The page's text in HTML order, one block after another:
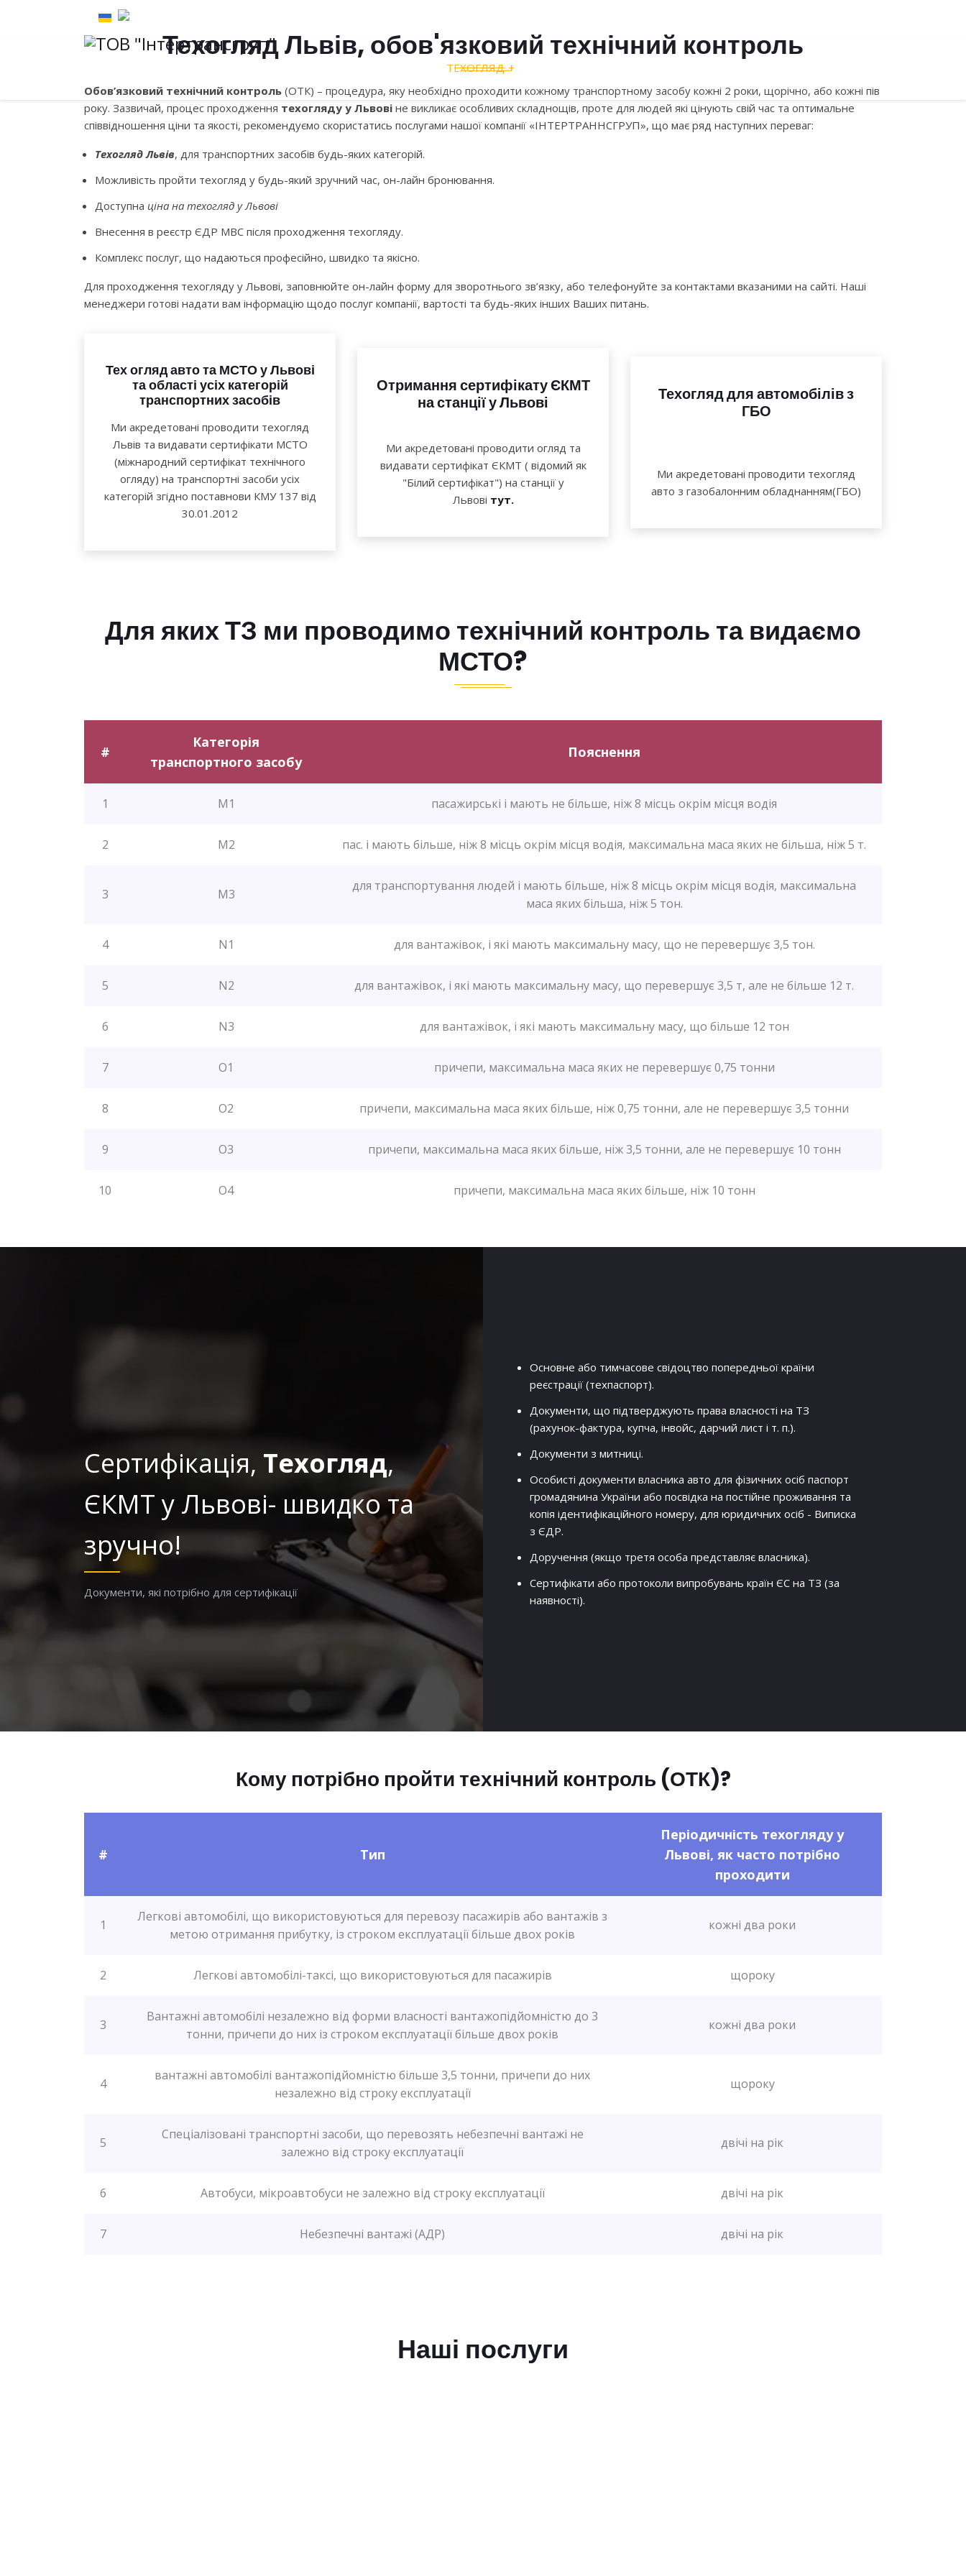
ТЕХОГЛЯД
Телефони:
097 357 54 64
068 404 77 17
032 277 7820 відділ по роботі з клієнтами
032 277 7814 бухгалтерія / сертифікація
ТЕХОГЛЯД ЛЬВІВ
СЕРТИФІКАЦІЯ ВСІХ ТИПІВ ТЗ
ТЕХНІЧНИЙ ОГЛЯД, ТЕХНІЧНИЙ КОНТРОЛЬ, ТЕХОГЛЯД, ОТК, СЕРФТИФІКАЦІЯ
ЄКМТ, МСТО. ЛЕГКОВІ АВТО, ВАНТАЖНІ АВТО, КОМЕРЦІЙНИЙ ТРАНСПОРТ.
ЗАТЕЛЕФОНУВАТИ
Техогляд Львів, обов'язковий технічний контроль
Обов’язковий технічний контроль (ОТК) – процедура, яку необхідно проходити кожному транспортному засобу кожні 2 роки, щорічно, або кожні пів
року. Зазвичай, процес проходження техогляду у Львові не викликає особливих складнощів, проте для людей які цінують свій час та оптимальне
співвідношення ціни та якості, рекомендуємо скористатись послугами нашої компанії «ІНТЕРТРАННСГРУП», що має ряд наступних переваг:
Техогляд Львів, для транспортних засобів будь-яких категорій.
Можливість пройти техогляд у будь-який зручний час, он-лайн бронювання.
Доступна ціна на техогляд у Львові
Внесення в реєстр ЄДР МВС після проходження техогляду.
Комплекс послуг, що надаються професійно, швидко та якісно.
Для проходження техогляду у Львові, заповнюйте он-лайн форму для зворотнього зв’язку, або телефонуйте за контактами вказаними на сайті. Наші
менеджери готові надати вам інформацію щодо послуг компанії, вартості та будь-яких інших Ваших питань.
Тех огляд авто та МСТО у Львові
та області усіх категорій
транспортних засобів
Ми акредетовані проводити техогляд
Львів та видавати сертифікати МСТО
(міжнародний сертифікат технічного
огляду) на транспортні засоби усіх
категорій згідно поставнови КМУ 137 від
30.01.2012
Отримання сертифікату ЄКМТ
на станції у Львові
Ми акредетовані проводити огляд та
видавати сертифікат ЄКМТ ( відомий як
"Білий сертифікат") на станції у
Львові тут.
Техогляд для автомобілів з
ГБО
Ми акредетовані проводити техогляд
авто з газобалонним обладнанням(ГБО)
Для яких ТЗ ми проводимо технічний контроль та видаємо
МСТО?
#
Категорія
транспортного засобу
Пояснення
1 M1 пасажирські і мають не більше, ніж 8 місць окрім місця водія
2 M2 пас. і мають більше, ніж 8 місць окрім місця водія, максимальна маса яких не більша, ніж 5 т.
3 M3
для транспортування людей і мають більше, ніж 8 місць окрім місця водія, максимальна
маса яких більша, ніж 5 тон.
4 N1 для вантажівок, і які мають максимальну масу, що не перевершує 3,5 тон.
5 N2 для вантажівок, і які мають максимальну масу, що перевершує 3,5 т, але не більше 12 т.
6 N3 для вантажівок, і які мають максимальну масу, що більше 12 тон
7 O1 причепи, максимальна маса яких не перевершує 0,75 тонни
8 O2 причепи, максимальна маса яких більше, ніж 0,75 тонни, але не перевершує 3,5 тонни
9 O3 причепи, максимальна маса яких більше, ніж 3,5 тонни, але не перевершує 10 тонн
10 O4 причепи, максимальна маса яких більше, ніж 10 тонн
Сертифікація, Техогляд,
ЄКМТ у Львові- швидко та
зручно!
Документи, які потрібно для сертифікації
Основне або тимчасове свідоцтво попередньої країни
реєстрації (техпаспорт).
Документи, що підтверджують права власності на ТЗ
(рахунок-фактура, купча, інвойс, дарчий лист і т. п.).
Документи з митниці.
Особисті документи власника авто для фізичних осіб паспорт
громадянина України або посвідка на постійне проживання та
копія ідентифікаційного номеру, для юридичних осіб - Виписка
з ЄДР.
Доручення (якщо третя особа представляє власника).
Сертифікати або протоколи випробувань країн ЄС на ТЗ (за
наявності).
Кому потрібно пройти технічний контроль (ОТК)?
# Тип
Періодичність техогляду у
Львові, як часто потрібно
проходити
1
Легкові автомобілі, що використовуються для перевозу пасажирів або вантажів з
метою отримання прибутку, із строком експлуатації більше двох років
кожні два роки
2 Легкові автомобілі-таксі, що використовуються для пасажирів щороку
3
Вантажні автомобілі незалежно від форми власності вантажопідйомністю до 3
тонни, причепи до них із строком експлуатації більше двох років
кожні два роки
4
вантажні автомобілі вантажопідйомністю більше 3,5 тонни, причепи до них
незалежно від строку експлуатації
щороку
5
Спеціалізовані транспортні засоби, що перевозять небезпечні вантажі не
залежно від строку експлуатації
двічі на рік
6 Автобуси, мікроавтобуси не залежно від строку експлуатації двічі на рік
7 Небезпечні вантажі (АДР) двічі на рік
Наші послуги